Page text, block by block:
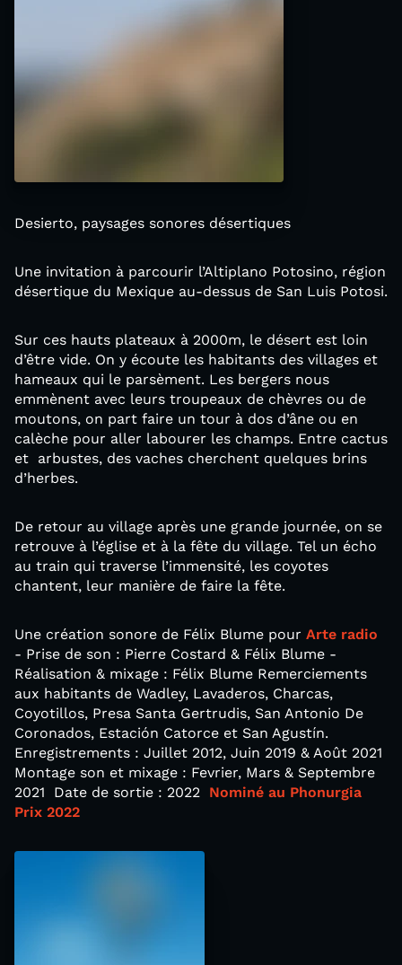
Desierto, paysages sonores désertiques
Une invitation à parcourir l’Altiplano Potosino, région
désertique du Mexique au-dessus de San Luis Potosi.
Sur ces hauts plateaux à 2000m, le désert est loin
d’être vide. On y écoute les habitants des villages et
hameaux qui le parsèment. Les bergers nous
emmènent avec leurs troupeaux de chèvres ou de
moutons, on part faire un tour à dos d’âne ou en
calèche pour aller labourer les champs. Entre cactus
et arbustes, des vaches cherchent quelques brins
d’herbes.
De retour au village après une grande journée, on se
retrouve à l’église et à la fête du village. Tel un écho
au train qui traverse l’immensité, les coyotes
chantent, leur manière de faire la fête.
Une création sonore de Félix Blume pour Arte radio
- Prise de son : Pierre Costard & Félix Blume -
Réalisation & mixage : Félix Blume Remerciements
aux habitants de Wadley, Lavaderos, Charcas,
Coyotillos, Presa Santa Gertrudis, San Antonio De
Coronados, Estación Catorce et San Agustín.
Enregistrements : Juillet 2012, Juin 2019 & Août 2021
Montage son et mixage : Fevrier, Mars & Septembre
2021 Date de sortie : 2022 Nominé au Phonurgia
Prix 2022